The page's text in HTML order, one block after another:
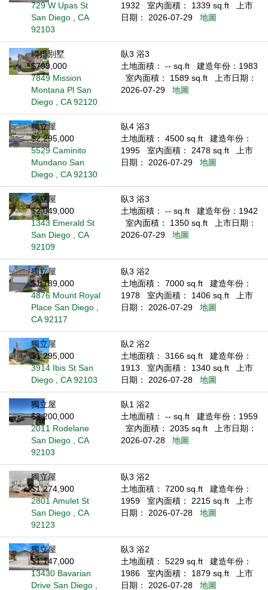
729 W Upas St
San Diego , CA
92103
1932
室內面積： 1339 sq.ft
上市
日期： 2026-07-29
地圖
聯排別墅
$799,000
7849 Mission
Montana Pl San
Diego , CA 92120
臥3 浴3
土地面積： -- sq.ft
建造年份：1983
室內面積： 1589 sq.ft
上市日期：
2026-07-29
地圖
獨立屋
$2,295,000
5529 Caminito
Mundano San
Diego , CA 92130
臥4 浴3
土地面積： 4500 sq.ft
建造年份：
1995
室內面積： 2478 sq.ft
上市
日期： 2026-07-29
地圖
獨立屋
$2,049,000
1343 Emerald St
San Diego , CA
92109
臥3 浴3
土地面積： -- sq.ft
建造年份：1942
室內面積： 1350 sq.ft
上市日期：
2026-07-29
地圖
獨立屋
$1,189,000
4876 Mount Royal
Place San Diego ,
CA 92117
臥3 浴2
土地面積： 7000 sq.ft
建造年份：
1978
室內面積： 1406 sq.ft
上市
日期： 2026-07-29
地圖
獨立屋
$1,295,000
3914 Ibis St San
Diego , CA 92103
臥2 浴2
土地面積： 3166 sq.ft
建造年份：
1913
室內面積： 1340 sq.ft
上市
日期： 2026-07-28
地圖
獨立屋
$3,200,000
2011 Rodelane
San Diego , CA
92103
臥1 浴2
土地面積： -- sq.ft
建造年份：1959
室內面積： 2035 sq.ft
上市日期：
2026-07-28
地圖
獨立屋
$1,274,900
2801 Amulet St
San Diego , CA
92123
臥3 浴2
土地面積： 7200 sq.ft
建造年份：
1959
室內面積： 2215 sq.ft
上市
日期： 2026-07-28
地圖
獨立屋
$1,147,000
13430 Bavarian
Drive San Diego ,
臥3 浴2
土地面積： 5229 sq.ft
建造年份：
1986
室內面積： 1879 sq.ft
上市
日期： 2026-07-28
地圖